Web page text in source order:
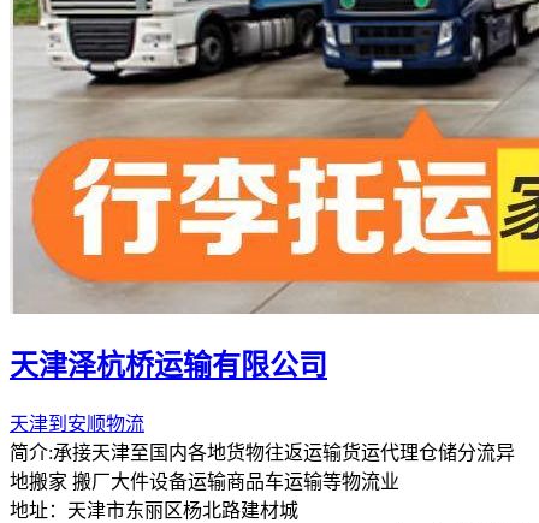
天津泽杭桥运输有限公司
天津到安顺物流
简介:承接天津至国内各地货物往返运输货运代理仓储分流异
地搬家 搬厂大件设备运输商品车运输等物流业
地址：天津市东丽区杨北路建材城